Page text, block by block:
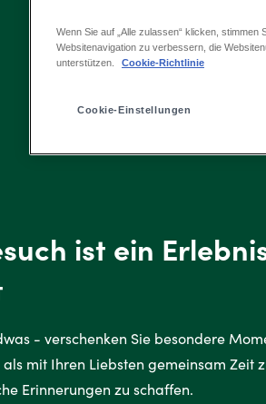
ist ein
- verschenken Sie besondere
mit Ihren Liebsten gemeinsam Zeit
Erinnerungen zu schaffen.
Wenn Sie auf „Alle zulassen“ klicken,
Websitenavigation zu verbessern, die
unterstützen.
Cookie-Richtlinie
Cookie-Einstellungen